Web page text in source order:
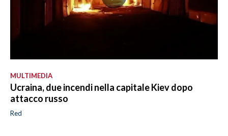
MULTIMEDIA
Ucraina, due incendi nella capitale Kiev dopo
attacco russo
Red